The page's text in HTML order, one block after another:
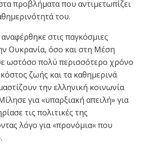
προβλήματα που αντιμετωπίζει
του.
στις παγκόσμιες
Ουκρανία, όσο και στη Μέση
ωστόσο πολύ περισσότερο χρόνο
ζωής και τα καθημερινά
την ελληνική κοινωνία
για «υπαρξιακή απειλή» για
τις πολιτικές της
λόγο για «προνόμια« που